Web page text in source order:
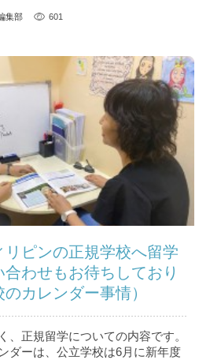
集部 601
リピンの正規学校へ留学
わせもお待ちしており
カレンダー事情）
、正規留学についての内容です。
ダーは、公立学校は6月に新年度